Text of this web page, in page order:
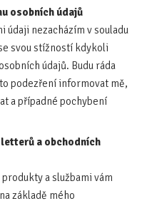
osobních údajů
údaji nezacházím v souladu
svou stížností kdykoli
údajů. Budu ráda
podezření informovat mě,
a případné pochybení
a obchodních
a službami vám
základě mého